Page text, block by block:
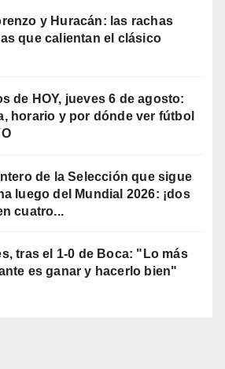
y Huracán: las rachas
que calientan el clásico
de HOY, jueves 6 de agosto:
horario y por dónde ver fútbol
de la Selección que sigue
luego del Mundial 2026: ¡dos
cuatro...
tras el 1-0 de Boca: "Lo más
es ganar y hacerlo bien"